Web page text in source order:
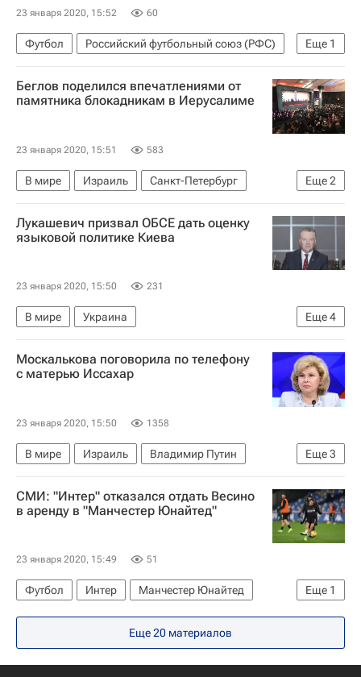
Госдума РФ
Конституция РФ
Петр Толстой
Россия
23 января 2020, 15:52 60
Еще 1
Футбол
Российский футбольный союз (РФС)
РПЛ 2026-2027 (Чемпионат России по футболу)
Беглов поделился впечатлениями от
памятника блокадникам в Иерусалиме
23 января 2020, 15:51 583
Еще2
В мире Израиль
Санкт-Петербург
Александр Беглов
Великая Отечественная война (1941-1945)
Лукашевич призвал ОБСЕ дать оценку
языковой политике Киева
23 января 2020, 15:50 231
Еще4
В мире
Украина
Парламентская ассамблея Совета Европы
Александр Лукашевич
Петр Порошенко
Москалькова поговорила по телефону
с матерью Иссахар
23 января 2020, 15:50 1358
Еще3
В мире Израиль
Владимир Путин
Татьяна Москалькова
Наама Иссахар
Россия
СМИ: "Интер" отказался отдать Весино
в аренду в "Манчестер Юнайтед"
23 января 2020, 15:49 51
Еще 1
Футбол Интер
Манчестер Юнайтед
Матиас Весино
Еще 20 материалов